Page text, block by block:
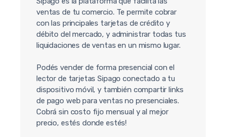
ventas de tu comercio. Te permite cobrar
con las principales tarjetas de crédito y
débito del mercado, y administrar todas tus
liquidaciones de ventas en un mismo lugar.
Podés vender de forma presencial con el
lector de tarjetas Sipago conectado a tu
dispositivo móvil, y también compartir links
de pago web para ventas no presenciales.
Cobrá sin costo fijo mensual y al mejor
precio, estés donde estés!